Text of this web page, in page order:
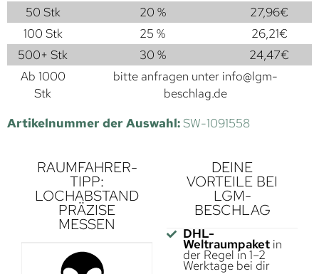
50 Stk
20 % 27,96€
100 Stk
25 % 26,21€
500+ Stk
30 % 24,47€
Ab 1000
Stk
bitte anfragen unter info@lgm-
beschlag.de
Artikelnummer der Auswahl:SW-1091558
RAUMFAHRER-
TIPP:
LOCHABSTAND
PRÄZISE
MESSEN
DEINE
VORTEILE BEI
LGM-
BESCHLAG
DHL-
Weltraumpaketin
der Regel in 1–2
Werktage bei dir